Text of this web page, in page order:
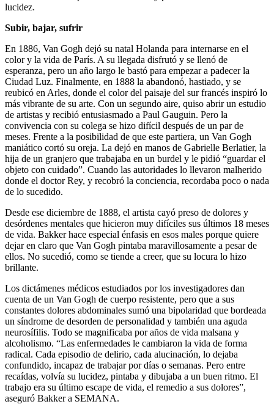
lucidez.
Subir, bajar, sufrir
En 1886, Van Gogh dejó su natal Holanda para internarse en el
color y la vida de París. A su llegada disfrutó y se llenó de
esperanza, pero un año largo le bastó para empezar a padecer la
Ciudad Luz. Finalmente, en 1888 la abandonó, hastiado, y se
reubicó en Arles, donde el color del paisaje del sur francés inspiró lo
más vibrante de su arte. Con un segundo aire, quiso abrir un estudio
de artistas y recibió entusiasmado a Paul Gauguin. Pero la
convivencia con su colega se hizo difícil después de un par de
meses. Frente a la posibilidad de que este partiera, un Van Gogh
maniático cortó su oreja. La dejó en manos de Gabrielle Berlatier, la
hija de un granjero que trabajaba en un burdel y le pidió “guardar el
objeto con cuidado”. Cuando las autoridades lo llevaron malherido
donde el doctor Rey, y recobró la conciencia, recordaba poco o nada
de lo sucedido.
Desde ese diciembre de 1888, el artista cayó preso de dolores y
desórdenes mentales que hicieron muy difíciles sus últimos 18 meses
de vida. Bakker hace especial énfasis en esos males porque quiere
dejar en claro que Van Gogh pintaba maravillosamente a pesar de
ellos. No sucedió, como se tiende a creer, que su locura lo hizo
brillante.
Los dictámenes médicos estudiados por los investigadores dan
cuenta de un Van Gogh de cuerpo resistente, pero que a sus
constantes dolores abdominales sumó una bipolaridad que bordeada
un síndrome de desorden de personalidad y también una aguda
neurosífilis. Todo se magnificaba por años de vida malsana y
alcoholismo. “Las enfermedades le cambiaron la vida de forma
radical. Cada episodio de delirio, cada alucinación, lo dejaba
confundido, incapaz de trabajar por días o semanas. Pero entre
recaídas, volvía su lucidez, pintaba y dibujaba a un buen ritmo. El
trabajo era su último escape de vida, el remedio a sus dolores”,
aseguró Bakker a SEMANA.